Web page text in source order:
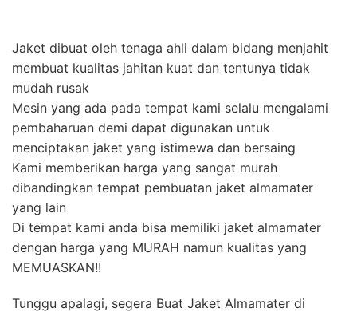
Jaket dibuat oleh tenaga ahli dalam bidang menjahit
membuat kualitas jahitan kuat dan tentunya tidak
mudah rusak
Mesin yang ada pada tempat kami selalu mengalami
pembaharuan demi dapat digunakan untuk
menciptakan jaket yang istimewa dan bersaing
Kami memberikan harga yang sangat murah
dibandingkan tempat pembuatan jaket almamater
yang lain
Di tempat kami anda bisa memiliki jaket almamater
dengan harga yang MURAH namun kualitas yang
MEMUASKAN!!
Tunggu apalagi, segera Buat Jaket Almamater di